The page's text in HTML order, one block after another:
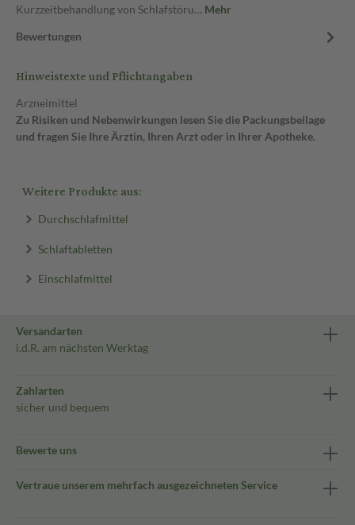
Kurzzeitbehandlung von Schlafstöru… Mehr
Bewertungen
Hinweistexte und Pflichtangaben
Arzneimittel
Zu Risiken und Nebenwirkungen lesen Sie die Packungsbeilage
und fragen Sie Ihre Ärztin, Ihren Arzt oder in Ihrer Apotheke.
Weitere Produkte aus:
Durchschlafmittel
Schlaftabletten
Einschlafmittel
Versandarten
i.d.R. am nächsten Werktag
Zahlarten
sicher und bequem
Bewerte uns
Vertraue unserem mehrfach ausgezeichneten Service